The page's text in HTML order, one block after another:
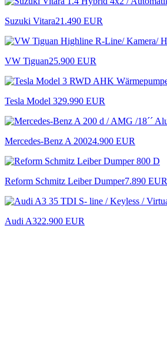
Suzuki Vitara21.490 EUR
VW Tiguan25.900 EUR
Tesla Model 329.990 EUR
Mercedes-Benz A 20024.900 EUR
Reform Schmitz Leiber Dumper7.890 EUR
Audi A322.900 EUR